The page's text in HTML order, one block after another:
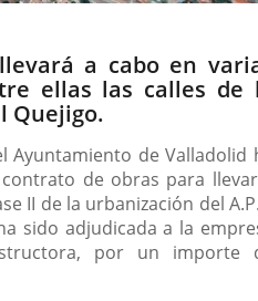
a cabo en
ellas las calles de
Quejigo.
Ayuntamiento de Valladolid
de obras para
II de la urbanización del
sido adjudicada a la
por un importe